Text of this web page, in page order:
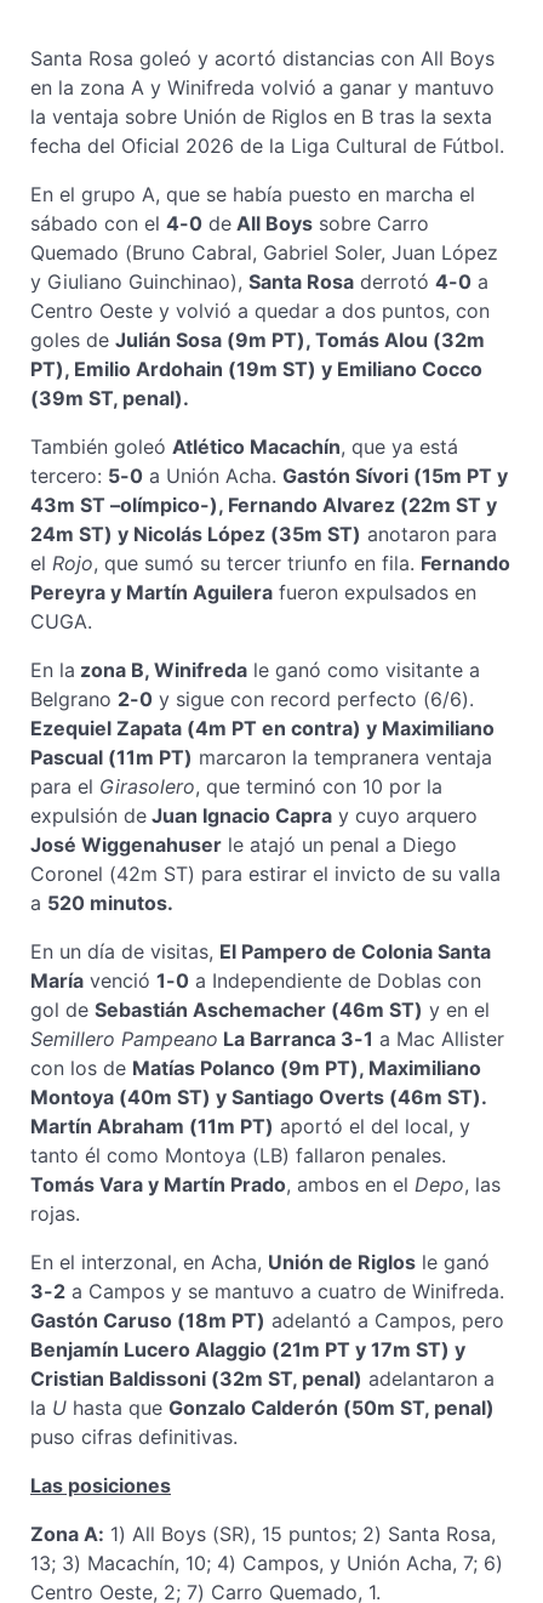
Santa Rosa goleó y acortó distancias con All Boys
en la zona A y Winifreda volvió a ganar y mantuvo
la ventaja sobre Unión de Riglos en B tras la sexta
fecha del Oficial 2026 de la Liga Cultural de Fútbol.
En el grupo A, que se había puesto en marcha el
sábado con el 4-0 de All Boys sobre Carro
Quemado (Bruno Cabral, Gabriel Soler, Juan López
y Giuliano Guinchinao), Santa Rosa derrotó 4-0 a
Centro Oeste y volvió a quedar a dos puntos, con
goles de Julián Sosa (9m PT), Tomás Alou (32m
PT), Emilio Ardohain (19m ST) y Emiliano Cocco
(39m ST, penal).
También goleó Atlético Macachín, que ya está
tercero: 5-0 a Unión Acha. Gastón Sívori (15m PT y
43m ST –olímpico-), Fernando Alvarez (22m ST y
24m ST) y Nicolás López (35m ST) anotaron para
el Rojo, que sumó su tercer triunfo en fila. Fernando
Pereyra y Martín Aguilera fueron expulsados en
CUGA.
En la zona B, Winifreda le ganó como visitante a
Belgrano 2-0 y sigue con record perfecto (6/6).
Ezequiel Zapata (4m PT en contra) y Maximiliano
Pascual (11m PT) marcaron la tempranera ventaja
para el Girasolero, que terminó con 10 por la
expulsión de Juan Ignacio Capra y cuyo arquero
José Wiggenahuser le atajó un penal a Diego
Coronel (42m ST) para estirar el invicto de su valla
a 520 minutos.
En un día de visitas, El Pampero de Colonia Santa
María venció 1-0 a Independiente de Doblas con
gol de Sebastián Aschemacher (46m ST) y en el
Semillero Pampeano La Barranca 3-1 a Mac Allister
con los de Matías Polanco (9m PT), Maximiliano
Montoya (40m ST) y Santiago Overts (46m ST).
Martín Abraham (11m PT) aportó el del local, y
tanto él como Montoya (LB) fallaron penales.
Tomás Vara y Martín Prado, ambos en el Depo, las
rojas.
En el interzonal, en Acha, Unión de Riglos le ganó
3-2 a Campos y se mantuvo a cuatro de Winifreda.
Gastón Caruso (18m PT) adelantó a Campos, pero
Benjamín Lucero Alaggio (21m PT y 17m ST) y
Cristian Baldissoni (32m ST, penal) adelantaron a
la U hasta que Gonzalo Calderón (50m ST, penal)
puso cifras definitivas.
Las posiciones
Zona A: 1) All Boys (SR), 15 puntos; 2) Santa Rosa,
13; 3) Macachín, 10; 4) Campos, y Unión Acha, 7; 6)
Centro Oeste, 2; 7) Carro Quemado, 1.